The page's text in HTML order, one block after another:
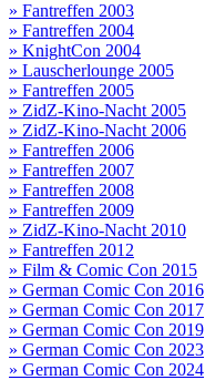
» Fantreffen 2003
» Fantreffen 2004
» KnightCon 2004
» Lauscherlounge 2005
» Fantreffen 2005
» ZidZ-Kino-Nacht 2005
» ZidZ-Kino-Nacht 2006
» Fantreffen 2006
» Fantreffen 2007
» Fantreffen 2008
» Fantreffen 2009
» ZidZ-Kino-Nacht 2010
» Fantreffen 2012
» Film & Comic Con 2015
» German Comic Con 2016
» German Comic Con 2017
» German Comic Con 2019
» German Comic Con 2023
» German Comic Con 2024